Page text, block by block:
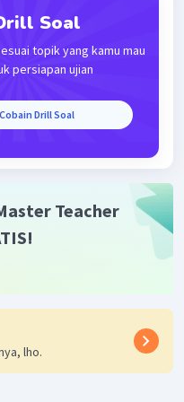
massa jenis
Soal
topik yang kamu mau
persiapan ujian
Cobain Drill Soal
Teacher
lho.